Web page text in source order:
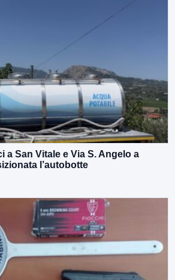
a San Vitale e Via S. Angelo a
l’autobotte